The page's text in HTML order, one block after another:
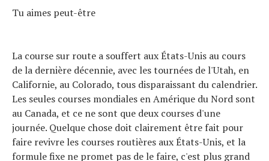
Tu aimes peut-être
La course sur route a souffert aux États-Unis au cours
de la dernière décennie, avec les tournées de l'Utah, en
Californie, au Colorado, tous disparaissant du calendrier.
Les seules courses mondiales en Amérique du Nord sont
au Canada, et ce ne sont que deux courses d'une
journée. Quelque chose doit clairement être fait pour
faire revivre les courses routières aux États-Unis, et la
formule fixe ne promet pas de le faire, c'est plus grand